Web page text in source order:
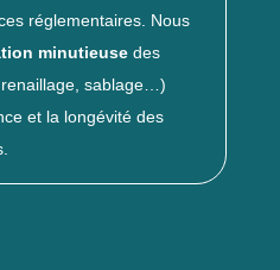
réglementaires. Nous
minutieusedes
sablage…)
et la longévité des